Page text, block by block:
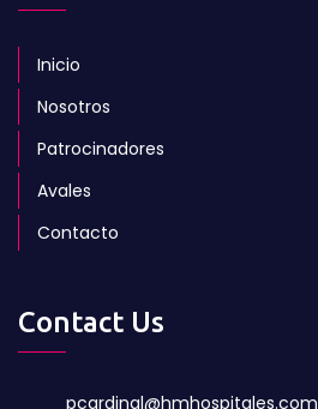
Inicio
Nosotros
Patrocinadores
Avales
Contacto
Contact Us
pcardinal@hmhospitales.com